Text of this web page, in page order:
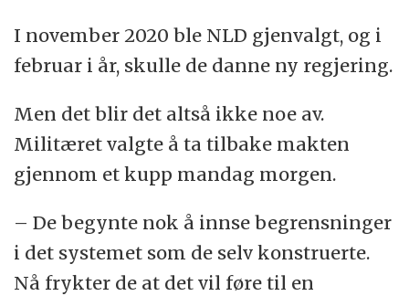
I november 2020 ble NLD gjenvalgt, og i
februar i år, skulle de danne ny regjering.
Men det blir det altså ikke noe av.
Militæret valgte å ta tilbake makten
gjennom et kupp mandag morgen.
– De begynte nok å innse begrensninger
i det systemet som de selv konstruerte.
Nå frykter de at det vil føre til en